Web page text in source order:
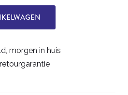
morgen in huis